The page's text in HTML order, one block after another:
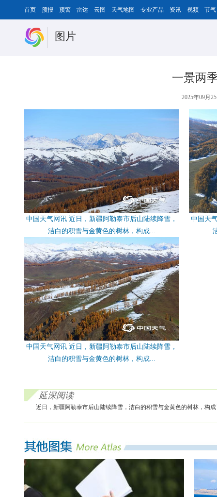
首页 预报 预警 雷达 云图 天气地图 专业产品 资讯 视频 节气
图片
一景两
2025年09月
中国天气网讯 近日，新疆阿勒泰市后山陆续降雪，
洁白的积雪与金黄色的树林，构成...
中国天
中国天气网讯 近日，新疆阿勒泰市后山陆续降雪，
洁白的积雪与金黄色的树林，构成...
延深阅读
近日，新疆阿勒泰市后山陆续降雪，洁白的积雪与金黄色的树林，构